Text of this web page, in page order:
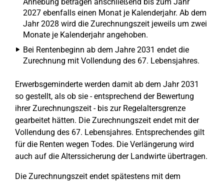
2027 ebenfalls einen Monat je Kalenderjahr. Ab dem
Jahr 2028 wird die Zurechnungszeit jeweils um zwei
Monate je Kalenderjahr angehoben.
Bei Rentenbeginn ab dem Jahre 2031 endet die
Zurechnung mit Vollendung des 67. Lebensjahres.
Erwerbsgeminderte werden damit ab dem Jahr 2031
so gestellt, als ob sie - entsprechend der Bewertung
ihrer Zurechnungszeit - bis zur Regelaltersgrenze
gearbeitet hätten. Die Zurechnungszeit endet mit der
Vollendung des 67. Lebensjahres. Entsprechendes gilt
für die Renten wegen Todes. Die Verlängerung wird
auch auf die Alterssicherung der Landwirte übertragen.
Die Zurechnungszeit endet spätestens mit dem